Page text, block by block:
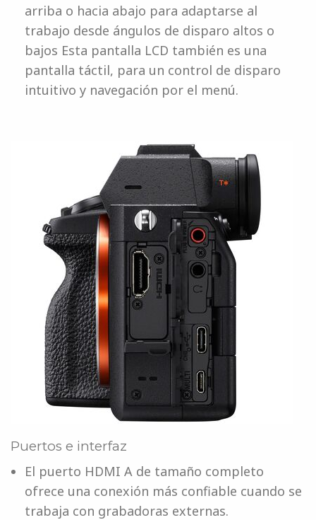
arriba o hacia abajo para adaptarse al
trabajo desde ángulos de disparo altos o
bajos Esta pantalla LCD también es una
pantalla táctil, para un control de disparo
intuitivo y navegación por el menú.
Puertos e interfaz
El puerto HDMI A de tamaño completo
ofrece una conexión más confiable cuando se
trabaja con grabadoras externas.